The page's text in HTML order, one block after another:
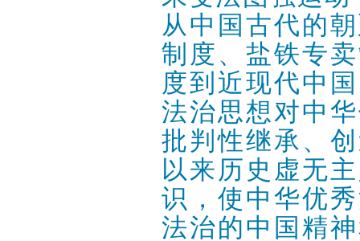
从中国古代的
制度、盐铁专
度到近现代中
法治思想对中
批判性继承、
以来历史虚无
识，使中华优
法治的中国精